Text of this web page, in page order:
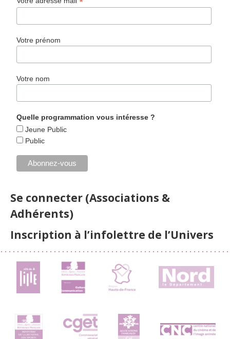
Votre prénom
Votre nom
Quelle programmation vous intéresse ?
Jeune Public
Public
Se connecter (Associations &
Adhérents)
Inscription à l’infolettre de l’Univers